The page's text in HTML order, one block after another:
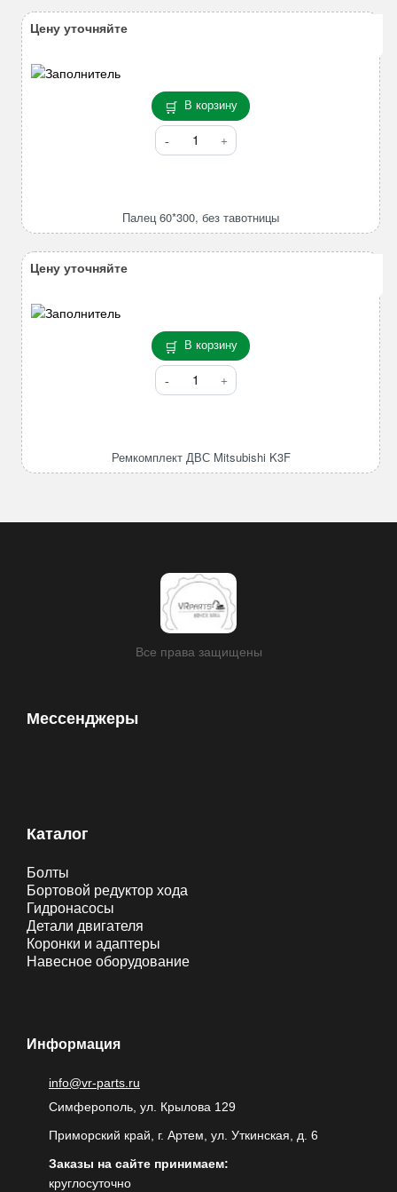
В корзину
Количество
товара
тавотницы
Палец 60*300, без тавотницы
Цену уточняйте
В корзину
Количество
товара
K3F
Ремкомплект ДВС Mitsubishi K3F
Цену уточняйте
Все права защищены
Мессенджеры
Каталог
Болты
Бортовой редуктор хода
Гидронасосы
Детали двигателя
Коронки и адаптеры
Навесное оборудование
Информация
info@vr-parts.ru
Симферополь, ул. Крылова 129
Приморский край, г. Артем, ул. Уткинская, д. 6
Заказы на сайте принимаем:
круглосуточно